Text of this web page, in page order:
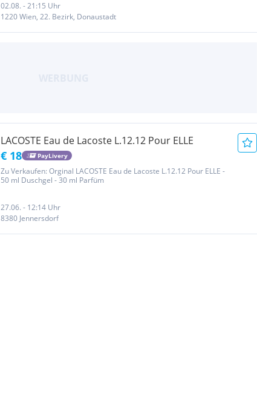
02.08. - 21:15 Uhr
1220 Wien, 22. Bezirk, Donaustadt
LACOSTE Eau de Lacoste L.12.12 Pour ELLE
€ 18 PayLivery
Zu Verkaufen: Orginal LACOSTE Eau de Lacoste L.12.12 Pour ELLE -
50 ml Duschgel - 30 ml Parfüm
27.06. - 12:14 Uhr
8380 Jennersdorf